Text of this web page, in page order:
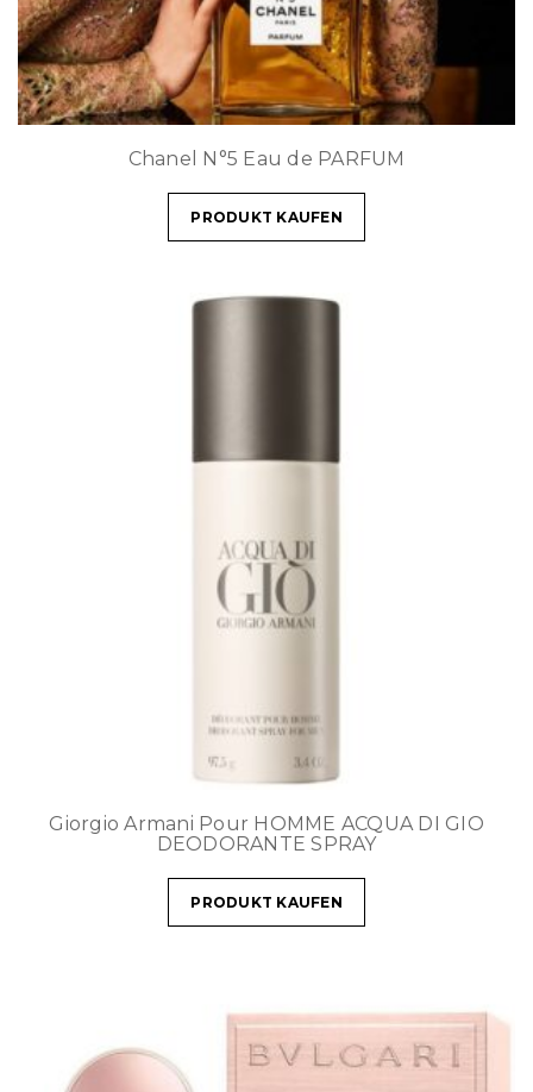
Chanel N°5 Eau de PARFUM
PRODUKT KAUFEN
Giorgio Armani Pour HOMME ACQUA DI GIO
DEODORANTE SPRAY
PRODUKT KAUFEN